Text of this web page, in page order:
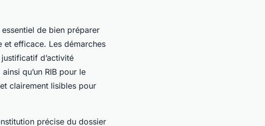
de bien préparer
et efficace. Les démarches
d’activité
qu’un RIB pour le
clairement lisibles pour
précise du dossier